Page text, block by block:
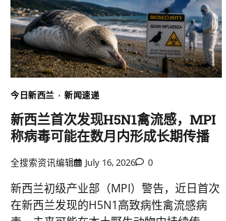
今日新西兰 新闻速递
新西兰首次发现H5N1禽流感，MPI
称病毒可能在数月内形成长期传播
全搜索资讯编辑 July 16, 2026 0
新西兰初级产业部（MPI）警告，近日首次
在新西兰发现的H5N1高致病性禽流感病